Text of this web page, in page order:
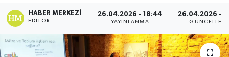
HABER MERKEZI
EDITÖR
26.04.2026 - 18:44
YAYINLANMA
26.04.2026 -